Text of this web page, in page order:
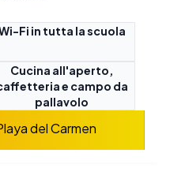
Fi in tutta la scuola
Cucina all'aperto,
e campo da
pallavolo
del Carmen